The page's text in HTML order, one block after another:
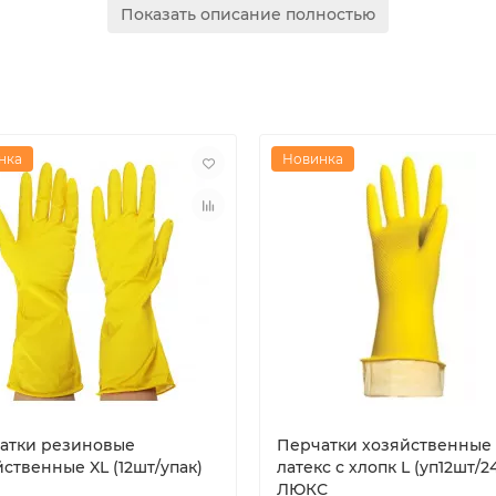
влаги и механических повреждений
компаниях
фото товара или информации о наличии перчаток
Показать описание полностью
резиновые
XL (12шт/упак)
Новинка
Перчатки хозяйственные
латекс с хлопк L (уп12шт/
ЛЮКС